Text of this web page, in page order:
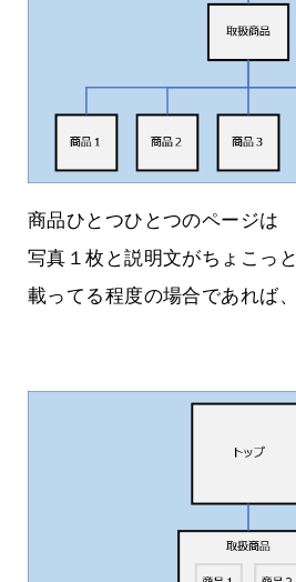
商品ひとつひとつのページは
写真１枚と説明文がちょこっと
載ってる程度の場合であれば、